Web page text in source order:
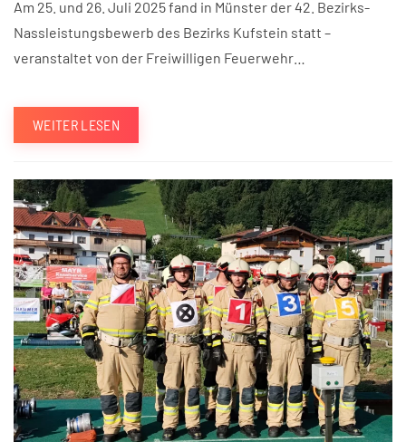
Am 25. und 26. Juli 2025 fand in Münster der 42. Bezirks-
Nassleistungsbewerb des Bezirks Kufstein statt –
veranstaltet von der Freiwilligen Feuerwehr…
WEITER LESEN